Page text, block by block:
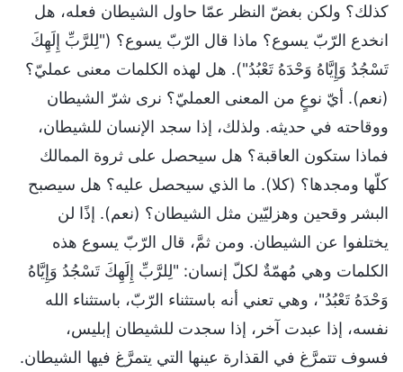
كذلك؟ ولكن بغضّ النظر عمّا حاول الشيطان فعله، هل
انخدع الرّبّ يسوع؟ ماذا قال الرّبّ يسوع؟ ("لِلرَّبِّ إِلَهِكَ
تَسْجُدُ وَإِيَّاهُ وَحْدَهُ تَعْبُدُ"). هل لهذه الكلمات معنى عمليّ؟
(نعم). أيّ نوعٍ من المعنى العمليّ؟ نرى شرّ الشيطان
ووقاحته في حديثه. ولذلك، إذا سجد الإنسان للشيطان،
فماذا ستكون العاقبة؟ هل سيحصل على ثروة الممالك
كلّها ومجدها؟ (كلا). ما الذي سيحصل عليه؟ هل سيصبح
البشر وقحين وهزليّين مثل الشيطان؟ (نعم). إذًا لن
يختلفوا عن الشيطان. ومن ثمَّ، قال الرّبّ يسوع هذه
الكلمات وهي مُهمّةٌ لكلّ إنسان: "لِلرَّبِّ إِلَهِكَ تَسْجُدُ وَإِيَّاهُ
وَحْدَهُ تَعْبُدُ"، وهي تعني أنه باستثناء الرّبّ، باستثناء الله
نفسه، إذا عبدت آخر، إذا سجدت للشيطان إبليس،
فسوف تتمرَّغ في القذارة عينها التي يتمرَّغ فيها الشيطان.